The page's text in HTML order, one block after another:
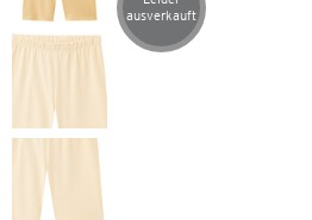
Artikel leider ausverkauft
ausverkauft